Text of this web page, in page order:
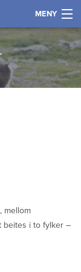
MENY
mellom
beites i to fylker –